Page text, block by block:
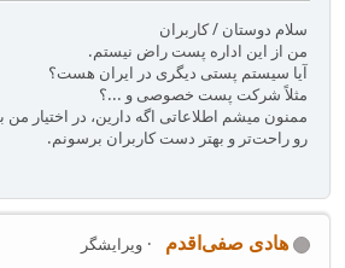
سلام دوستان / کاربران
من از این اداره پست راض نیستم.
آیا سیستم پستی دیگری در ایران هست؟
مثلاً شرکت پست خصوصی و ...؟
ممنون میشم اطلاعاتی اگه دارین، در اختیار
رو راحت‌تر و بهتر دست کاربران برسونم.
هادی صفی‌اقدم
ویرایشگر